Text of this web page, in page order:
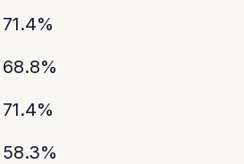
71.4%
68.8%
71.4%
58.3%